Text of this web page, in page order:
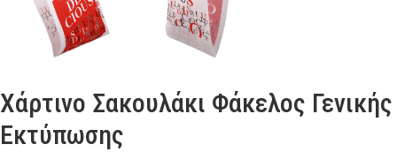
Χάρτινο Σακουλάκι Φάκελος Γενικής
Εκτύπωσης